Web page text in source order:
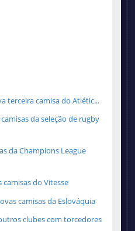
terceira camisa do Atlétic...
da seleção de rugby
da Champions League
camisas do Vitesse
camisas da Eslováquia
clubes com torcedores